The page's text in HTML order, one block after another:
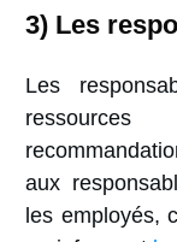
3) Les
Les
aux
les employés,